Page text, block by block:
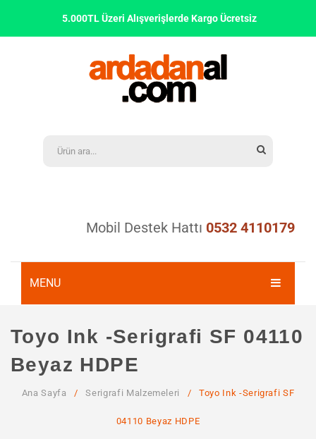
5.000TL Üzeri Alışverişlerde Kargo Ücretsiz
Mobil Destek Hattı 0532 4110179
MENU
KURUMSAL
Hakkımızda
Toyo Ink -Serigrafi SF 04110
Beyaz HDPE
Ana Sayfa / Serigrafi Malzemeleri / Toyo Ink -Serigrafi SF
04110 Beyaz HDPE